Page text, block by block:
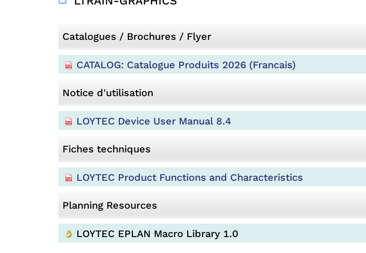
Catalogues / Brochures / Flyer
CATALOG: Catalogue Produits 2026 (Francais)
Notice d'utilisation
LOYTEC Device User Manual 8.4
Fiches techniques
LOYTEC Product Functions and Characteristics
Planning Resources
LOYTEC EPLAN Macro Library 1.0